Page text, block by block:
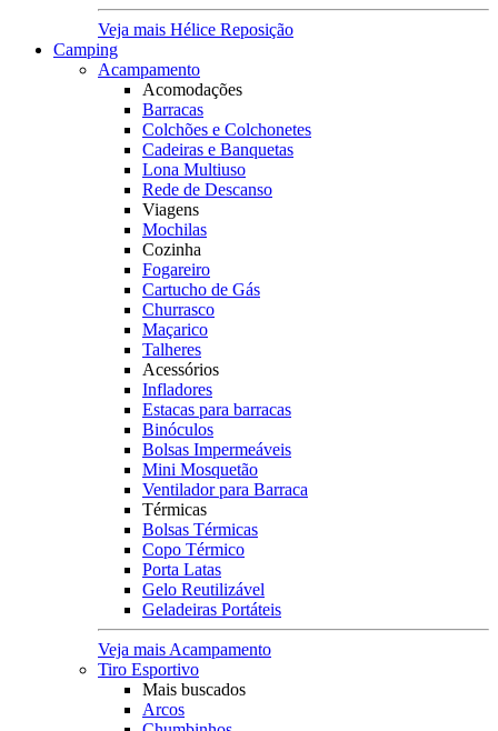
Veja mais Hélice Reposição
Camping
Acampamento
Acomodações
Barracas
Colchões e Colchonetes
Cadeiras e Banquetas
Lona Multiuso
Rede de Descanso
Viagens
Mochilas
Cozinha
Fogareiro
Cartucho de Gás
Churrasco
Maçarico
Talheres
Acessórios
Infladores
Estacas para barracas
Binóculos
Bolsas Impermeáveis
Mini Mosquetão
Ventilador para Barraca
Térmicas
Bolsas Térmicas
Copo Térmico
Porta Latas
Gelo Reutilizável
Geladeiras Portáteis
Veja mais Acampamento
Tiro Esportivo
Mais buscados
Arcos